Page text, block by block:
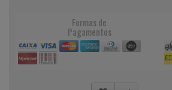
Formas de
Pagamentos